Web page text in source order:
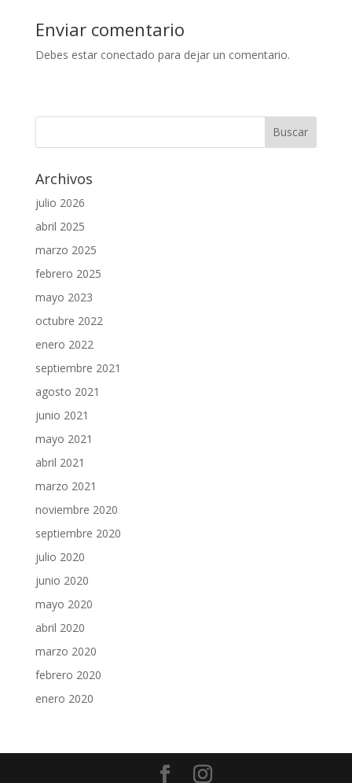
Enviar comentario
Debes estar conectado para dejar un comentario.
Archivos
julio 2026
abril 2025
marzo 2025
febrero 2025
mayo 2023
octubre 2022
enero 2022
septiembre 2021
agosto 2021
junio 2021
mayo 2021
abril 2021
marzo 2021
noviembre 2020
septiembre 2020
julio 2020
junio 2020
mayo 2020
abril 2020
marzo 2020
febrero 2020
enero 2020